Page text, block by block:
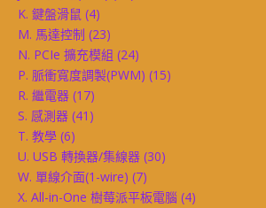
K. 鍵盤滑鼠 (4)
M. 馬達控制 (23)
N. PCIe 擴充模組 (24)
P. 脈衝寬度調製(PWM) (15)
R. 繼電器 (17)
S. 感測器 (41)
T. 教學 (6)
U. USB 轉換器/集線器 (30)
W. 單線介面(1-wire) (7)
X. All-in-One 樹莓派平板電腦 (4)